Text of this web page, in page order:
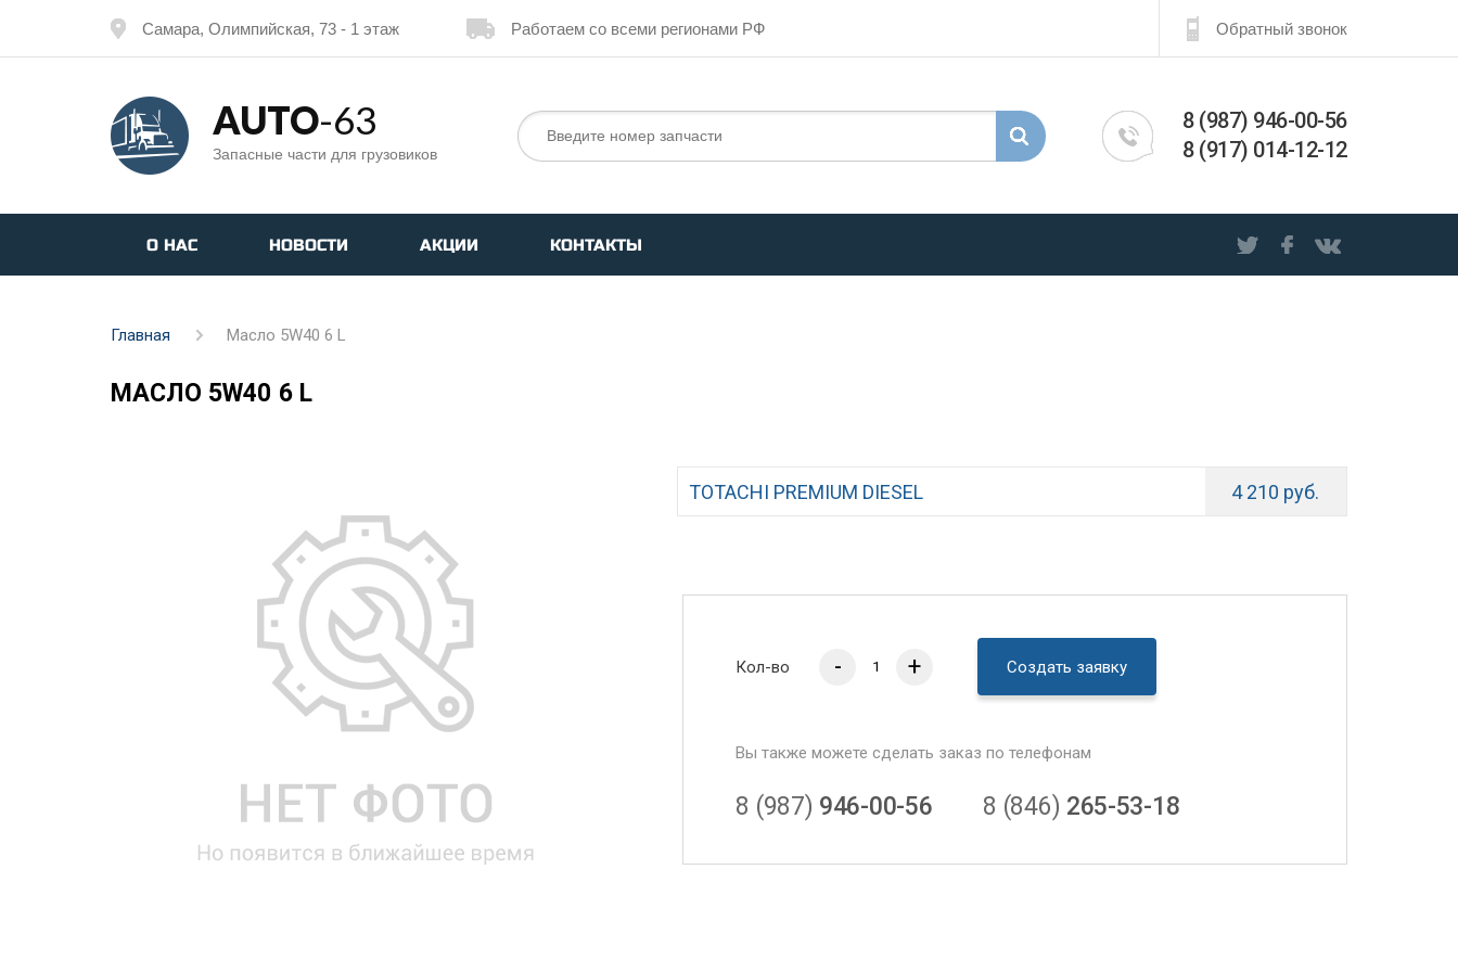
Самара, Олимпийская, 73 - 1 этаж Работаем со всеми регионами РФ Обратный звонок
AUTO-63
Запасные части для грузовиков
8 (987) 946-00-56
8 (917) 014-12-12
О НАС НОВОСТИ АКЦИИ КОНТАКТЫ
Главная Масло 5W40 6 L
МАСЛО 5W40 6 L
TOTACHI PREMIUM DIESEL 4 210 руб.
Кол-во - + Создать заявку
Вы также можете сделать заказ по телефонам
8 (987) 946-00-56 8 (846) 265-53-18